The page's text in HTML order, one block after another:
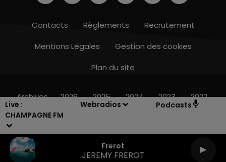
Live :
CHAMPAGNE FM
Webradios Podcasts
Frerot
JEREMY FREROT
Contacts Règlements
Recrutement
Mentions Légales
Gestion des cookies
Plan du site
Archives 2026 2025 2024 2023 2022